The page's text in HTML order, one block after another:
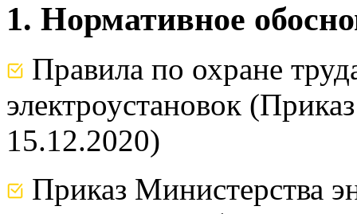
1. Нормативное
Правила по охране
электроустановок
15.12.2020)
Приказ Министерства